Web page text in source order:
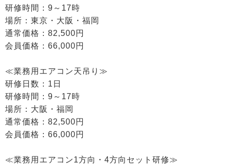
研修時間：9～17時
場所：東京・大阪・福岡
通常価格：82,500円
会員価格：66,000円
≪業務用エアコン天吊り≫
研修日数：1日
研修時間：9～17時
場所：大阪・福岡
通常価格：82,500円
会員価格：66,000円
≪業務用エアコン1方向・4方向セット研修≫